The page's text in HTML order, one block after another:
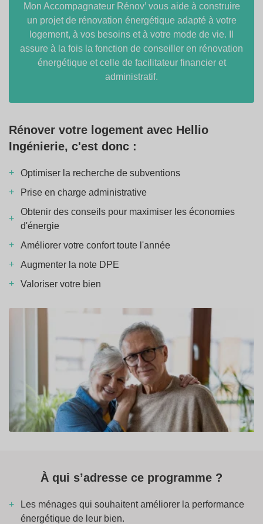
Mon Accompagnateur Rénov’ vous aide à construire
un projet de rénovation énergétique adapté à votre
logement, à vos besoins et à votre mode de vie. Il
assure à la fois la fonction de conseiller en rénovation
énergétique et celle de facilitateur financier et
administratif.
Rénover votre logement avec Hellio
Ingénierie, c'est donc :
Optimiser la recherche de subventions
Prise en charge administrative
Obtenir des conseils pour maximiser les économies
d'énergie
Améliorer votre confort toute l'année
Augmenter la note DPE
Valoriser votre bien
À qui s’adresse ce programme ?
Les ménages qui souhaitent améliorer la performance
énergétique de leur bien.